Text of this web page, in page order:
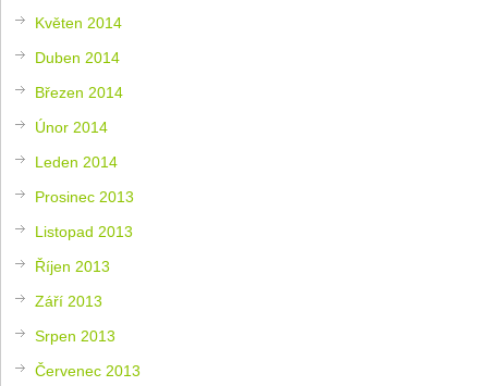
Květen 2014
Duben 2014
Březen 2014
Únor 2014
Leden 2014
Prosinec 2013
Listopad 2013
Říjen 2013
Září 2013
Srpen 2013
Červenec 2013